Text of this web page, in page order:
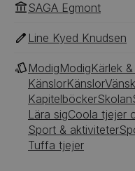
SAGA Egmont
Line Kyed Knudsen
ModigModigKärlek
KänslorKänslor
KapitelböckerSkolan
Lära sigCoola tjejer
Sport & aktiviteter
Tuffa tjejer